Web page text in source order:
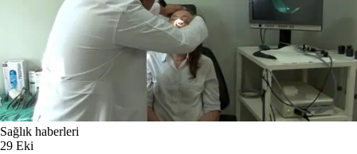
Sağlık haberleri
29 Eki